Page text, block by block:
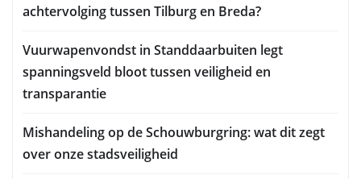
achtervolging tussen Tilburg en Breda?
Vuurwapenvondst in Standdaarbuiten legt
spanningsveld bloot tussen veiligheid en
transparantie
Mishandeling op de Schouwburgring: wat dit zegt
over onze stadsveiligheid